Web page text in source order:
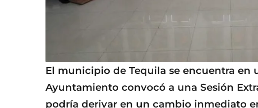
El municipio de Tequila se encuentra en
Ayuntamiento convocó a una Sesión
podría derivar en un cambio inmediato